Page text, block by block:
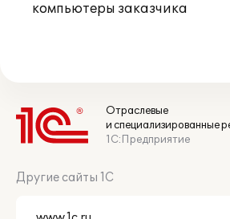
компьютеры заказчика
Отраслевые
и специализированные
1С:Предприятие
Другие сайты 1С